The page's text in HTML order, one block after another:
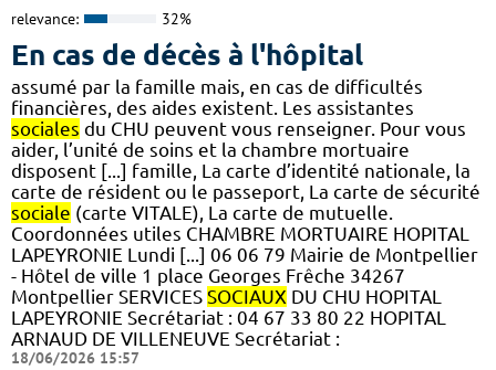
relevance: 32%
En cas de décès à l'hôpital
assumé par la famille mais, en cas de difficultés
financières, des aides existent. Les assistantes
sociales du CHU peuvent vous renseigner. Pour vous
aider, l’unité de soins et la chambre mortuaire
disposent [...] famille, La carte d’identité nationale, la
carte de résident ou le passeport, La carte de sécurité
sociale (carte VITALE), La carte de mutuelle.
Coordonnées utiles CHAMBRE MORTUAIRE HOPITAL
LAPEYRONIE Lundi [...] 06 06 79 Mairie de Montpellier
- Hôtel de ville 1 place Georges Frêche 34267
Montpellier SERVICES SOCIAUX DU CHU HOPITAL
LAPEYRONIE Secrétariat : 04 67 33 80 22 HOPITAL
ARNAUD DE VILLENEUVE Secrétariat :
18/06/2026 15:57